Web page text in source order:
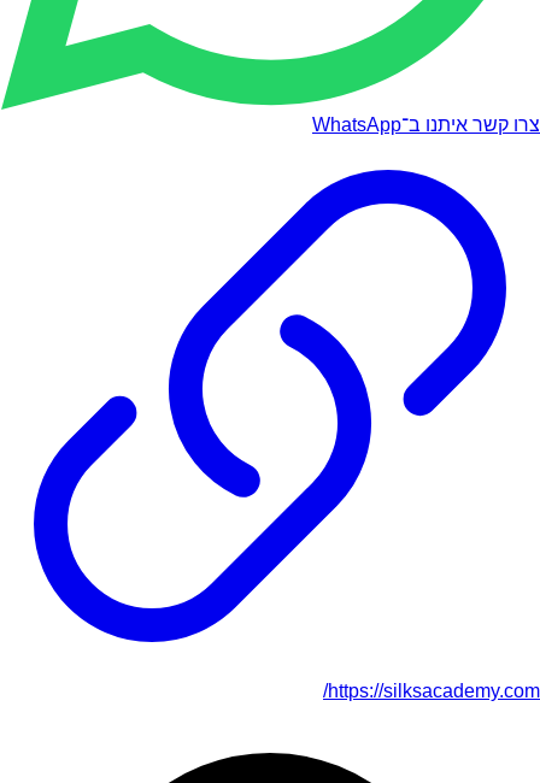
צרו קשר איתנו ב־WhatsApp
https://silksacademy.com/